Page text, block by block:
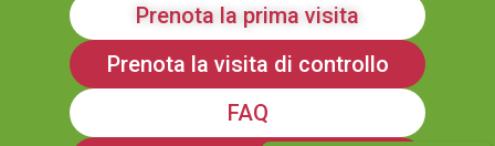
Prenota la prima visita
Prenota la visita di controllo
FAQ